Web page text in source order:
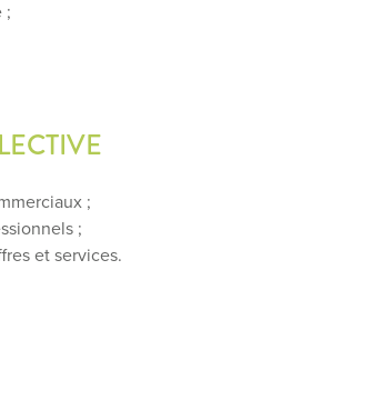
;
;
;
et services.